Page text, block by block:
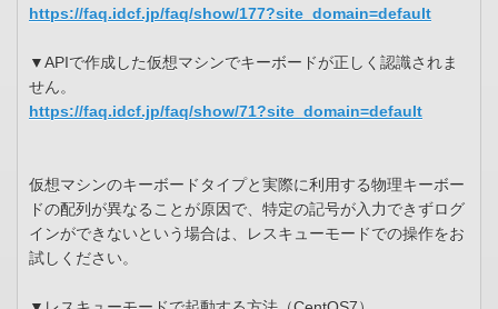
https://faq.idcf.jp/faq/show/177?site_domain=default
▼APIで作成した仮想マシンでキーボードが正しく認識されま
せん。
https://faq.idcf.jp/faq/show/71?site_domain=default
仮想マシンのキーボードタイプと実際に利用する物理キーボー
ドの配列が異なることが原因で、特定の記号が入力できずログ
インができないという場合は、レスキューモードでの操作をお
試しください。